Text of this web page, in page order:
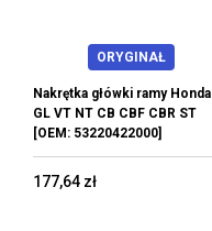
ORYGINAŁ
Nakrętka główki ramy Honda
GL VT NT CB CBF CBR ST
[OEM: 53220422000]
177,64 zł